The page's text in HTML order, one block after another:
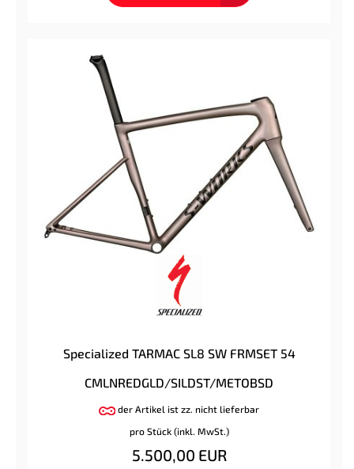
Specialized TARMAC SL8 SW FRMSET 54
CMLNREDGLD/SILDST/METOBSD
der Artikel ist zz. nicht lieferbar
pro Stück (inkl. MwSt.)
5.500,00 EUR